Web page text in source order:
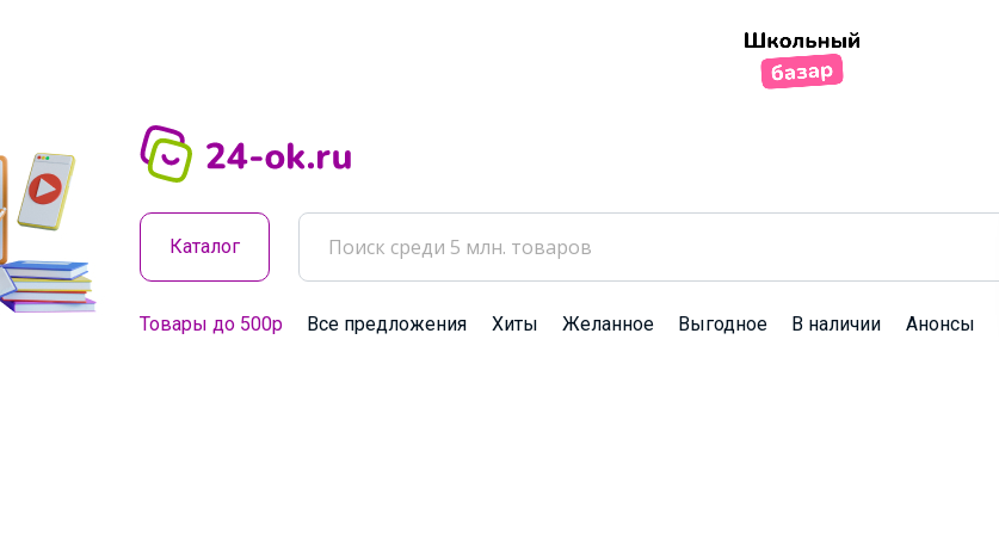
Каталог
Товары до 500р Все предложения Хиты Желанное Выгодное В наличии Анонсы